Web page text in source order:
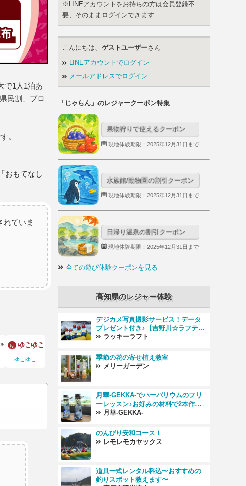
で1人1泊あ
民割、ブロ
。
おもてなし
れていま
ゆこゆこ
※LINEアカウントをお持ちの方は会員登録不
要、そのままログインできます
こんにちは、 ゲストユーザーさん
LINEアカウントでログイン
メールアドレスでログイン
「じゃらん」のレジャークーポン特集
果物狩りで使えるクーポン
現地体験期限：2025年12月31日まで
水族館/動物園の割引クーポン
現地体験期限：2025年12月31日まで
日帰り温泉の割引クーポン
現地体験期限：2025年12月31日まで
全ての遊び体験クーポンを見る
高知県のレジャー体験
デジカメ写真撮影サービス！データ
プレゼント付き♪【吉野川☆ラフティ
ング】ファミリーで楽しめる【大豊
ァミリー・女性・カップルにおすす
め】
ラッキーラフト
季節の花の寄せ植え教室
メリーガーデン
月華-GEKKA-でハーバリウムのフリ
ーレッスン♪お好みの材料で2本作成
していただけますます♪
月華-GEKKA-
のんびり安和コース！
レモレモカヤックス
道具一式レンタル料込〜おすすめの
釣りスポット教えます〜